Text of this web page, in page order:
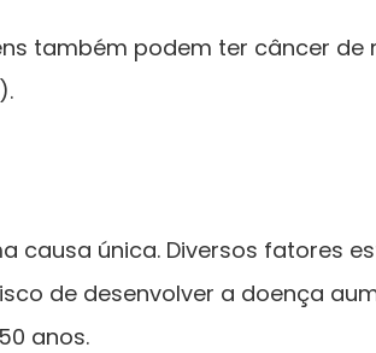
também podem ter câncer de
causa única. Diversos fatores
de desenvolver a doença
anos.